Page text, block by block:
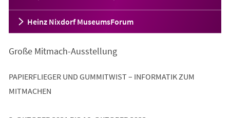
Heinz Nixdorf MuseumsForum
Große Mitmach-Ausstellung
PAPIERFLIEGER UND GUMMITWIST – INFORMATIK ZUM
MITMACHEN